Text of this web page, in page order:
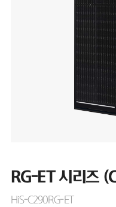
RG-ET 시리즈
HiS-C290RG-ET